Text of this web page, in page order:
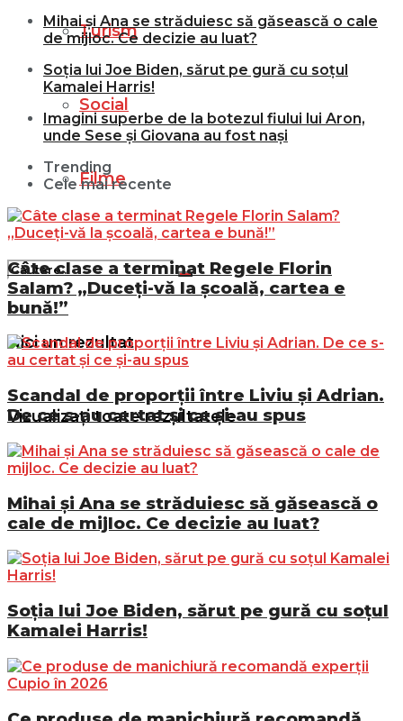
Turism
Social
Filme
Nici un rezultat
Vizualizați toate rezultatele
Mihai și Ana se străduiesc să găsească o cale
de mijloc. Ce decizie au luat?
Soția lui Joe Biden, sărut pe gură cu soțul
Kamalei Harris!
Imagini superbe de la botezul fiului lui Aron,
unde Sese și Giovana au fost nași
Trending
Cele mai recente
Câte clase a terminat Regele Florin
Salam? „Duceți-vă la școală, cartea e
bună!”
Scandal de proporții între Liviu și Adrian.
De ce s-au certat și ce și-au spus
Mihai și Ana se străduiesc să găsească o
cale de mijloc. Ce decizie au luat?
Soția lui Joe Biden, sărut pe gură cu soțul
Kamalei Harris!